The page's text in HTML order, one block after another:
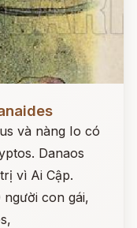
và nàng Io có
Danaos
vì Ai Cập.
con gái,